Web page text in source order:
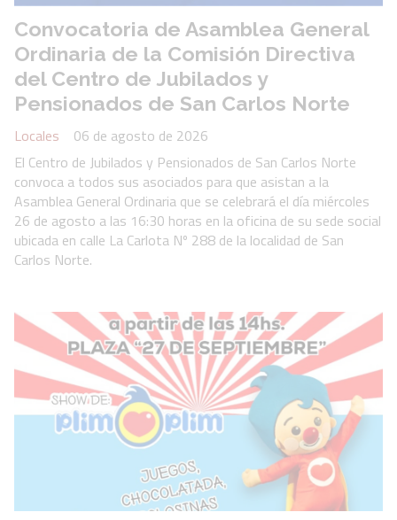
Convocatoria de Asamblea General
Ordinaria de la Comisión Directiva
del Centro de Jubilados y
Pensionados de San Carlos Norte
Locales
06 de agosto de 2026
El Centro de Jubilados y Pensionados de San Carlos Norte
convoca a todos sus asociados para que asistan a la
Asamblea General Ordinaria que se celebrará el día miércoles
26 de agosto a las 16:30 horas en la oficina de su sede social
ubicada en calle La Carlota Nº 288 de la localidad de San
Carlos Norte.